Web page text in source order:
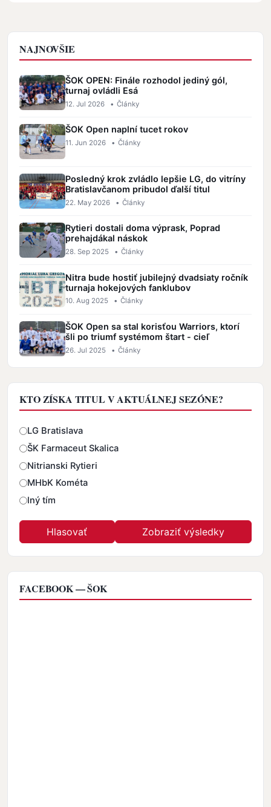
NAJNOVŠIE
ŠOK OPEN: Finále rozhodol jediný gól,
turnaj ovládli Esá
12. Jul 2026 • Články
ŠOK Open naplní tucet rokov
11. Jun 2026 • Články
Posledný krok zvládlo lepšie LG, do vitríny
Bratislavčanom pribudol ďalší titul
22. May 2026 • Články
Rytieri dostali doma výprask, Poprad
prehajdákal náskok
28. Sep 2025 • Články
Nitra bude hostiť jubilejný dvadsiaty ročník
turnaja hokejových fanklubov
10. Aug 2025 • Články
ŠOK Open sa stal korisťou Warriors, ktorí
šli po triumf systémom štart - cieľ
26. Jul 2025 • Články
KTO ZÍSKA TITUL V AKTUÁLNEJ SEZÓNE?
Odpovede
LG Bratislava
ŠK Farmaceut Skalica
Nitrianski Rytieri
MHbK Kométa
Iný tím
FACEBOOK — ŠOK